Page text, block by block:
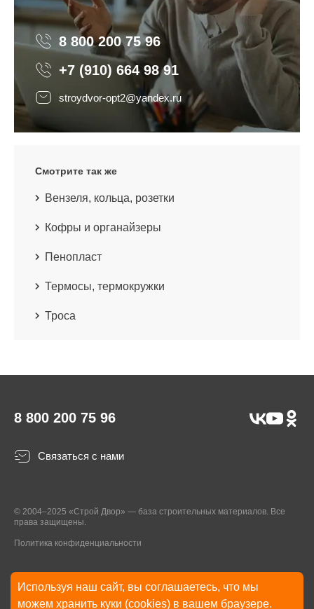
Используя наш сайт, вы соглашаетесь, что мы
можем хранить куки (cookies) в вашем браузере.
8 800 200 75 96 8 800 200 75 96
+7 (910) 664 98 91
stroydvor-opt2@yandex.ru
Смотрите так же
Вензеля, кольца, розетки
Кофры и органайзеры
Пенопласт
Термосы, термокружки
Троса
8 800 200 75 96
Связаться с нами
© 2004–2025 «Строй Двор» — база строительных материалов. Все
права защищены.
Политика конфиденциальности
* Указанные на Сайте цены, комплектации, описания и технические